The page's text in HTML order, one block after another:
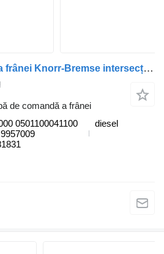
Supapă de comandă a frânei Knorr-Bremse intersecție (01.06-) 0501100041 pentru autobuz Irisbus Arway, Crossway, Crealis, Magelys, Proway, Daily Tourys (2006-)
de comandă a frânei
0501100041100
diesel